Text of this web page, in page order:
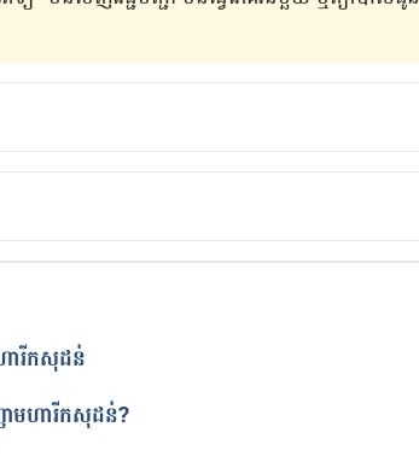
www.verywellhealth.com/benign-nipple-
nipple-discharge/
symptoms/nipple-
ារីកសុដន់​
ាមហារីកសុដន់?